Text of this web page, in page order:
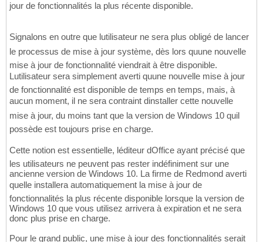
jour de fonctionnalités la plus récente disponible.
Signalons en outre que lutilisateur ne sera plus obligé de lancer
le processus de mise à jour système, dès lors quune nouvelle
mise à jour de fonctionnalité viendrait à être disponible.
Lutilisateur sera simplement averti quune nouvelle mise à jour
de fonctionnalité est disponible de temps en temps, mais, à
aucun moment, il ne sera contraint dinstaller cette nouvelle
mise à jour, du moins tant que la version de Windows 10 quil
possède est toujours prise en charge.
Cette notion est essentielle, léditeur dOffice ayant précisé que
les utilisateurs ne peuvent pas rester indéfiniment sur une
ancienne version de Windows 10. La firme de Redmond averti
quelle installera automatiquement la mise à jour de
fonctionnalités la plus récente disponible lorsque la version de
Windows 10 que vous utilisez arrivera à expiration et ne sera
donc plus prise en charge.
Pour le grand public, une mise à jour des fonctionnalités serait